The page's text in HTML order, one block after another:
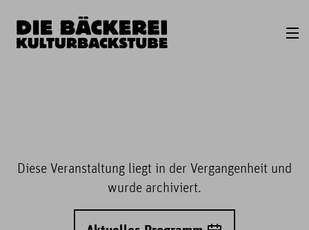
Diese Veranstaltung liegt in der Vergangenheit und
wurde archiviert.